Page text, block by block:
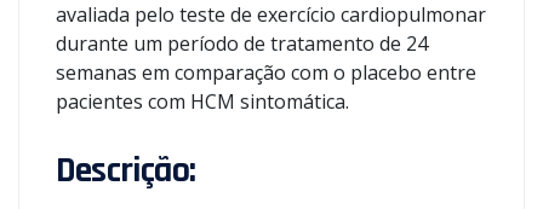
avaliada pelo teste de exercício cardiopulmonar
durante um período de tratamento de 24
semanas em comparação com o placebo entre
pacientes com HCM sintomática.
Descrição: